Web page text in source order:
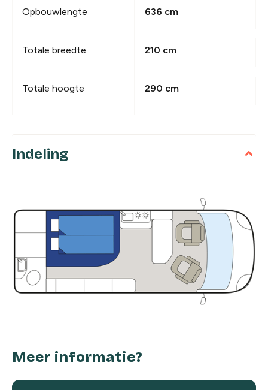
Opbouwlengte 636 cm
Totale breedte 210 cm
Totale hoogte 290 cm
Indeling
Meer informatie?